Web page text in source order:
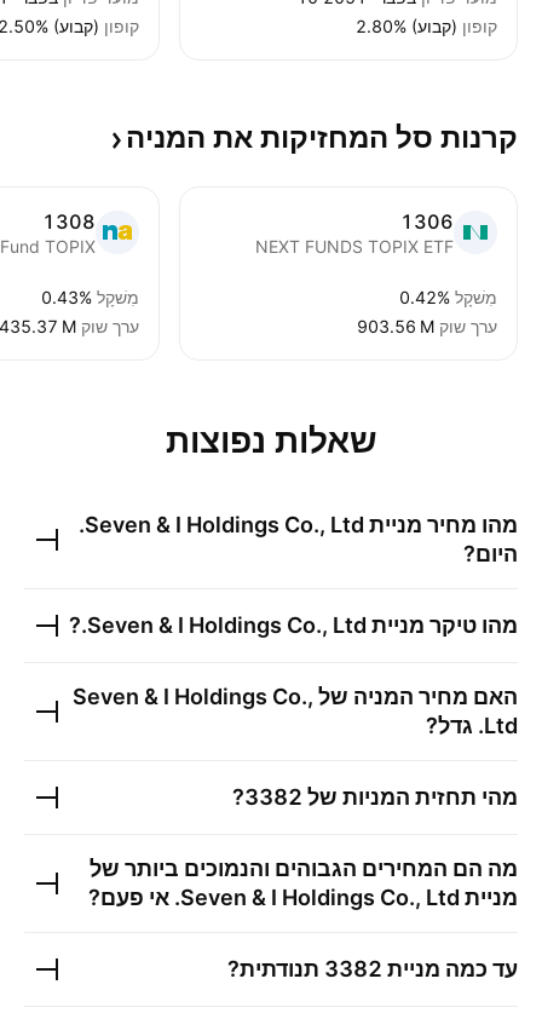
קופון 2.80% (קבוע)
קופון 2.50% (קבוע)
קרנות סל המחזיקות את המניה
1306
NEXT FUNDS TOPIX ETF
מִשׁקָל 0.42%
ערך שוק ‪903.56 M‬
1308
TOPIX
מִשׁקָל 0.43%
ערך שוק ‪435.37 M‬
שאלות נפוצות
מהו מחיר מניית Seven & I Holdings Co., Ltd.
היום?
מהו טיקר מניית Seven & I Holdings Co., Ltd.
?
האם מחיר המניה של Seven & I Holdings Co.,
Ltd. גדל?
מהי תחזית המניות של 3382
?
מה הם המחירים הגבוהים והנמוכים ביותר של
מניית Seven & I Holdings Co., Ltd. אי פעם?
עד כמה מניית 3382 תנודתית?